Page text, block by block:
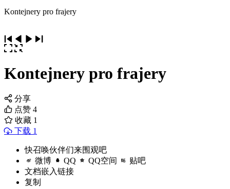
Kontejnery pro frajery
Kontejnery pro frajery
分享
点赞 4
收藏 1
下载 1
快召唤伙伴们来围观吧
微博 QQ QQ空间 贴吧
文档嵌入链接
复制